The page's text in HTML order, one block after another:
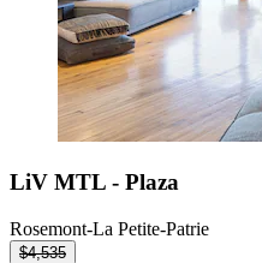
LiV MTL - Plaza
Rosemont-La Petite-Patrie
$4,535